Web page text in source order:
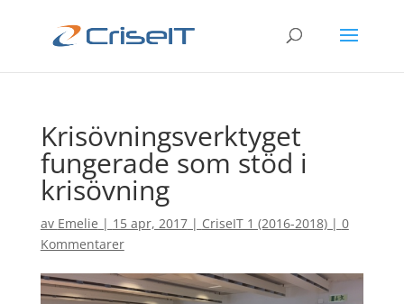
Krisövningsverktyget
fungerade som stöd i
krisövning
av Emelie | 15 apr, 2017| CriseIT 1 (2016-2018)| 0
Kommentarer